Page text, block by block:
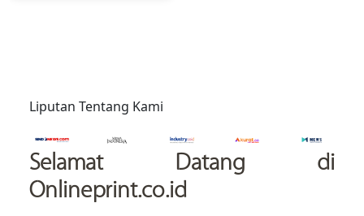
Liputan Tentang Kami
Selamat Datang di
Onlineprint.co.id